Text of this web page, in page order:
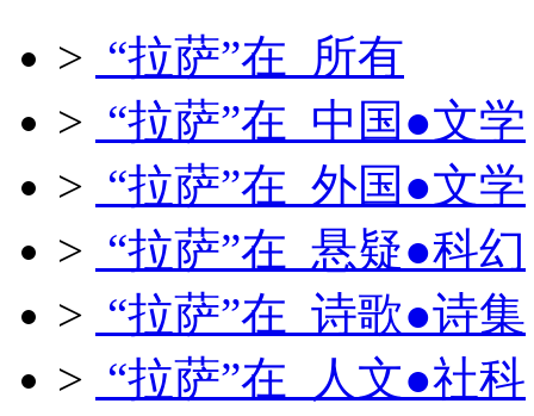
> “拉萨”在 所有
> “拉萨”在 中国●文学
> “拉萨”在 外国●文学
> “拉萨”在 悬疑●科幻
> “拉萨”在 诗歌●诗集
> “拉萨”在 人文●社科